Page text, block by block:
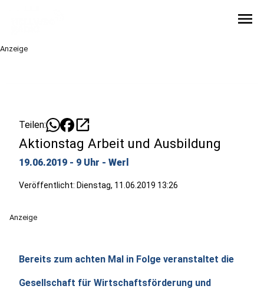
menu
Anzeige
Teilen: open_in_new
Aktionstag Arbeit und Ausbildung
19.06.2019 - 9 Uhr - Werl
Veröffentlicht: Dienstag, 11.06.2019 13:26
Anzeige
Bereits zum achten Mal in Folge veranstaltet die
Gesellschaft für Wirtschaftsförderung und